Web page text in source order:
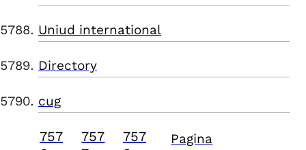
Uniud international
Directory
cug
757
757
757
Pagina